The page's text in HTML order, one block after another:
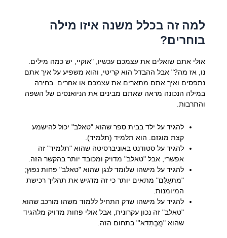
למה זה בכלל משנה איזו מילה
בוחרים?
אולי אתם שואלים את עצמכם עכשיו, "אוקיי, יש כמה מילים.
נו, אז מה?" אבל ההבדל הוא קריטי, והוא משפיע על איך אתם
נתפסים ואיך אתם מתארים את עצמכם או אחרים. בחירה
במילה הנכונה מראה שאתם מבינים את הניואנסים של השפה
והתרבות.
להגיד על ילד בבית ספר שהוא "טאלב" יכול להישמע
קצת מוגזם. הוא תלמיד (תלמיד).
להגיד על סטודנט באוניברסיטה שהוא "תלמיד" זה
אפשרי, אבל "טאלב" מדויק ומכובד יותר בהקשר הזה.
להגיד על מישהו שלומד לנגן שהוא "טאלב" פחות נפוץ;
"מתעַלִּם" מתאים יותר כי זה מדגיש את תהליך רכישת
המיומנות.
להגיד על מישהו שרק התחיל ללמוד משהו מורכב שהוא
"טאלב" זה נכון עקרונית, אבל אולי פחות מדויק מלהגיד
שהוא "מֻבְּתַדִא'" בתחום הזה.